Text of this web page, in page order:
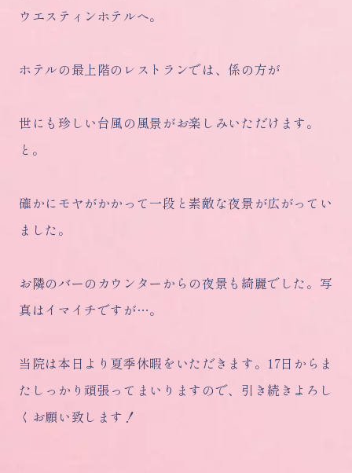
ウエスティンホテルへ。
ホテルの最上階のレストランでは、係の方が
世にも珍しい台風の風景がお楽しみいただけます。
と。
確かにモヤがかかって一段と素敵な夜景が広がってい
ました。
お隣のバーのカウンターからの夜景も綺麗でした。写
真はイマイチですが…。
当院は本日より夏季休暇をいただきます。17日からま
たしっかり頑張ってまいりますので、引き続きよろし
くお願い致します！